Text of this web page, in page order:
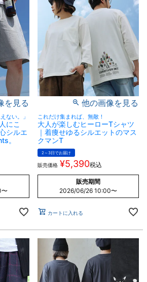
を見る
ない。」
にこ
シルエ
。
〜
他の画像を見る
これだけ集まれば、無敵！
大人が楽しむヒーローTシャツ
｜着痩せゆるシルエットのマス
クマンT
2～3日でお届け
販売価格 ¥5,390税込
販売期間
2026/06/26 10:00〜
カートに入れる